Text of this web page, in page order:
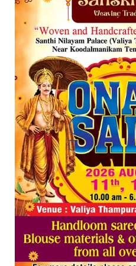
കവിതാ
ബാലൻ
ഇടത്തരം
സാധ്യത
മില്ലി മീറ്റർ
Get In Touch
Twitter
LinkedIn
YouTube